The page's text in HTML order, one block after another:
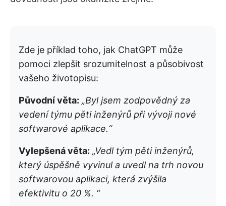
Zde je příklad toho, jak ChatGPT může
pomoci zlepšit srozumitelnost a působivost
vašeho životopisu:
Původní věta: „Byl jsem zodpovědný za
vedení týmu pěti inženýrů při vývoji nové
softwarové aplikace.“
Vylepšená věta: „Vedl tým pěti inženýrů,
který úspěšně vyvinul a uvedl na trh novou
softwarovou aplikaci, která zvýšila
efektivitu o 20 %. “